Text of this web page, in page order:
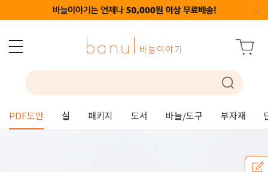
PDF도안 실 패키지 도서 바늘/도구 부자재